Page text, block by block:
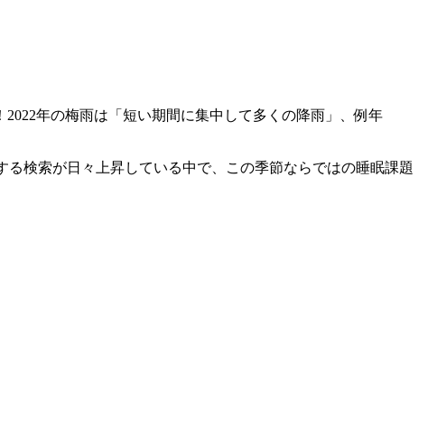
検索が日々上昇している中で、この季節ならではの睡眠課題